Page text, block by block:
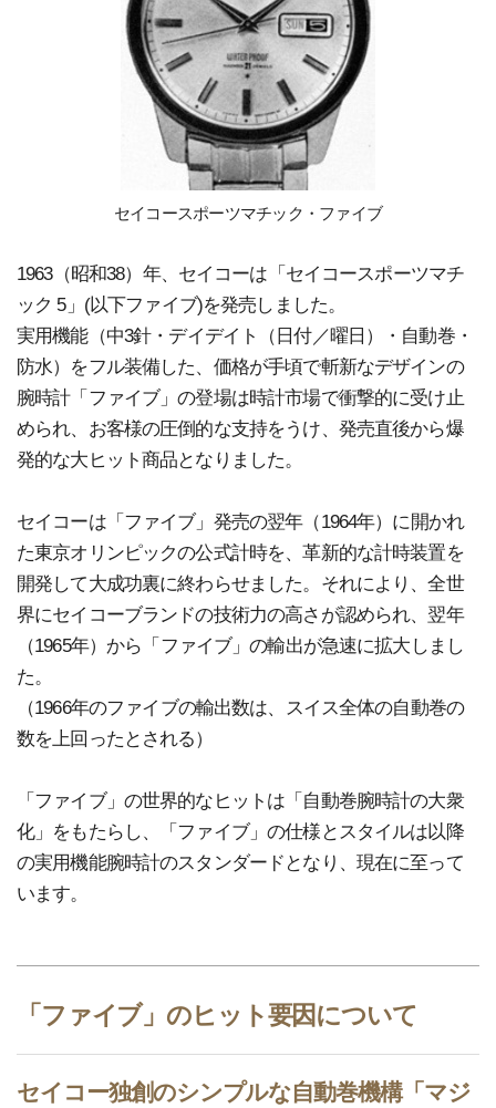
セイコースポーツマチック・ファイブ
1963（昭和38）年、セイコーは「セイコースポーツマチ
ック 5」(以下ファイブ)を発売しました。
実用機能（中3針・デイデイト（日付／曜日）・自動巻・
防水）をフル装備した、価格が手頃で斬新なデザインの
腕時計「ファイブ」の登場は時計市場で衝撃的に受け止
められ、お客様の圧倒的な支持をうけ、発売直後から爆
発的な大ヒット商品となりました。
セイコーは「ファイブ」発売の翌年（1964年）に開かれ
た東京オリンピックの公式計時を、革新的な計時装置を
開発して大成功裏に終わらせました。それにより、全世
界にセイコーブランドの技術力の高さが認められ、翌年
（1965年）から「ファイブ」の輸出が急速に拡大しまし
た。
（1966年のファイブの輸出数は、スイス全体の自動巻の
数を上回ったとされる）
「ファイブ」の世界的なヒットは「自動巻腕時計の大衆
化」をもたらし、「ファイブ」の仕様とスタイルは以降
の実用機能腕時計のスタンダードとなり、現在に至って
います。
「ファイブ」のヒット要因について
セイコー独創のシンプルな自動巻機構「マジ